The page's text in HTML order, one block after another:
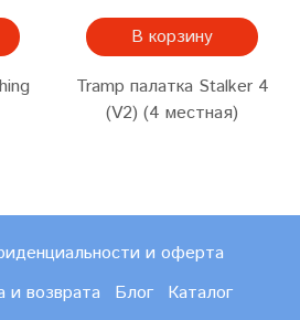
В корзину
Tramp палатка Stalker 4
(V2) (4 местная)
и оферта
и возврата
Блог
Каталог